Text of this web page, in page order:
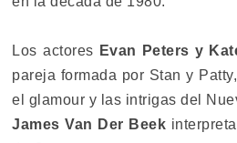
Los actores Evan Peters y
pareja formada por Stan y
el glamour y las intrigas del
James Van Der Beek